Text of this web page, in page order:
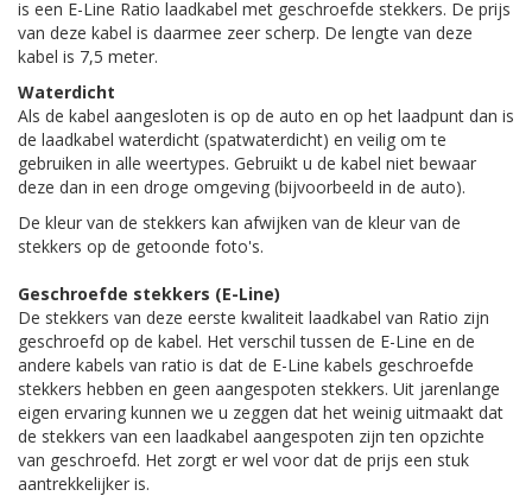
is een E-Line Ratio laadkabel met geschroefde stekkers. De prijs
van deze kabel is daarmee zeer scherp. De lengte van deze
kabel is 7,5 meter.
Waterdicht
Als de kabel aangesloten is op de auto en op het laadpunt dan is
de laadkabel waterdicht (spatwaterdicht) en veilig om te
gebruiken in alle weertypes. Gebruikt u de kabel niet bewaar
deze dan in een droge omgeving (bijvoorbeeld in de auto).
De kleur van de stekkers kan afwijken van de kleur van de
stekkers op de getoonde foto's.
Geschroefde stekkers (E-Line)
De stekkers van deze eerste kwaliteit laadkabel van Ratio zijn
geschroefd op de kabel. Het verschil tussen de E-Line en de
andere kabels van ratio is dat de E-Line kabels geschroefde
stekkers hebben en geen aangespoten stekkers. Uit jarenlange
eigen ervaring kunnen we u zeggen dat het weinig uitmaakt dat
de stekkers van een laadkabel aangespoten zijn ten opzichte
van geschroefd. Het zorgt er wel voor dat de prijs een stuk
aantrekkelijker is.